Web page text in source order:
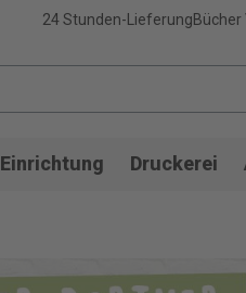
24 Stunden-Lieferung
Einrichtung Druckerei